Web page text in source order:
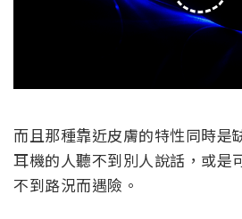
而且那種靠近皮膚的特性同時是
耳機的人聽不到別人說話，或是
不到路況而遇險。